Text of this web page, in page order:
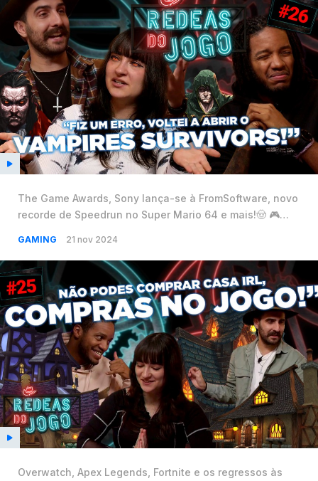
The Game Awards, Sony lança-se à FromSoftware, novo
recorde de Speedrun no Super Mario 64 e mais!🤠 🎮
GAMING 21 nov 2024
Overwatch, Apex Legends, Fortnite e os regressos às